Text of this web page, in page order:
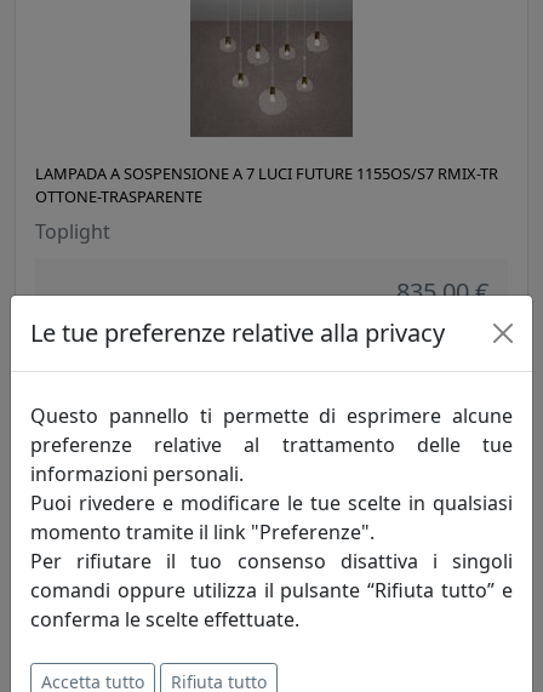
LAMPADA A SOSPENSIONE A 7 LUCI FUTURE 1155OS/S7 RMIX-TR
OTTONE-TRASPARENTE
Toplight
835,00 €
LAMPADA A SOSPENSIONE A 3 LUCI FUTURE 1155CR/S3 TG-CR
Toplight
Le tue preferenze relative alla privacy
Questo pannello ti permette di esprimere alcune
preferenze relative al trattamento delle tue
informazioni personali.
Puoi rivedere e modificare le tue scelte in qualsiasi
momento tramite il link "Preferenze".
Per rifiutare il tuo consenso disattiva i singoli
comandi oppure utilizza il pulsante “Rifiuta tutto” e
conferma le scelte effettuate.
Accetta tutto Rifiuta tutto